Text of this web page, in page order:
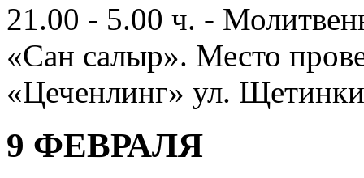
21.00 - 5.00 ч. -
«Сан салыр». Место
«Цеченлинг» ул.
9 ФЕВРАЛЯ